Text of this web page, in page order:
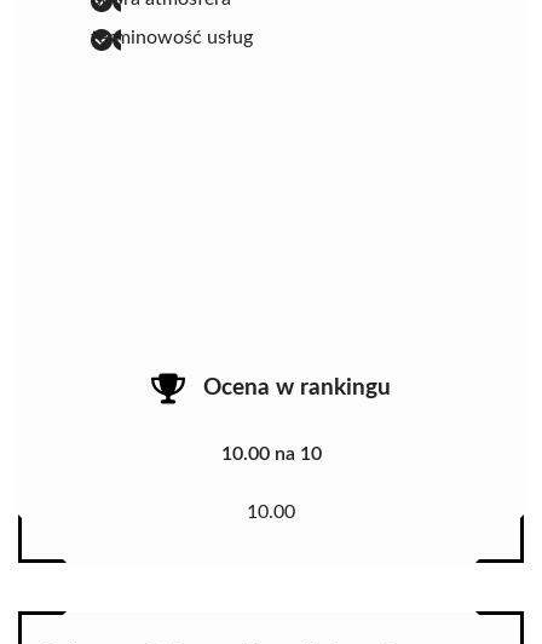
terminowość usług
Ocena w rankingu
10.00 na 10
10.00